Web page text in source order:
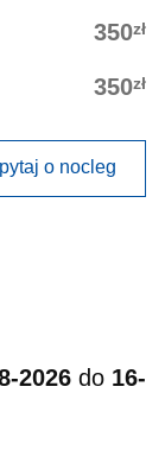
350zł
350zł
o nocleg
2026 do 16-